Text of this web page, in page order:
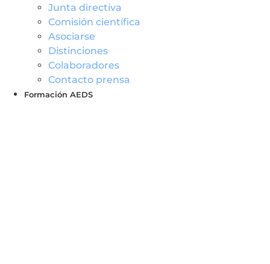
Junta directiva
Comisión científica
Asociarse
Distinciones
Colaboradores
Contacto prensa
Formación AEDS